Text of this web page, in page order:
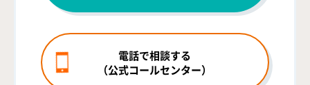
電話で相談する
（公式コールセンター）